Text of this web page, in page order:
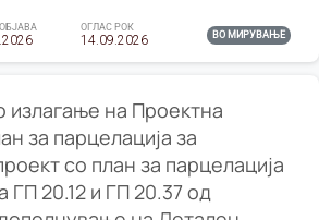
ОГЛАС РОК
14.09.2026 ВО МИРУВАЊЕ
излагање на Проектна
за парцелација за
со план за парцелација
ГП 20.12 и ГП 20.37 од